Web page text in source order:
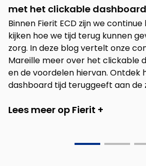
met het clickable dashboard
Binnen Fierit ECD zijn we
kijken hoe we tijd terug kunnen
zorg. In deze blog vertelt onze
Mareille meer over het clickable
en de voordelen hiervan. Ontdek
dashboard tijd teruggeeft aan de
Lees meer op Fierit +
Go
Go
Go